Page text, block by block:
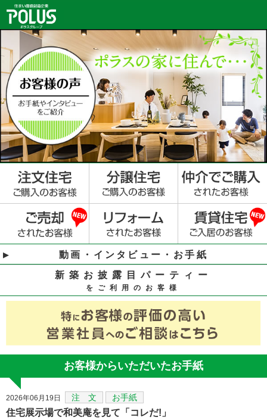
動画・インタビュー・お手紙
新築お披露目パーティー
をご利用のお客様
お客様からいただいたお手紙
2026年06月19日 注 文 お手紙
住宅展示場で和美庵を見て「コレだ!」